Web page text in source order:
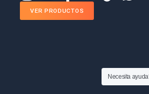
VER PRODUCTOS
Necesita